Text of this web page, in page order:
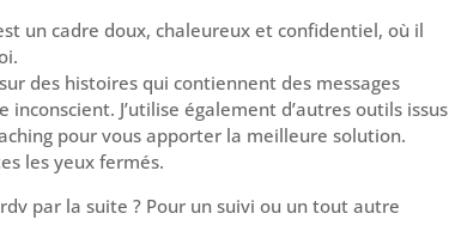
un cadre doux, chaleureux et confidentiel, où il
des histoires qui contiennent des messages
J’utilise également d’autres outils issus
pour vous apporter la meilleure solution.
les yeux fermés.
par la suite ? Pour un suivi ou un tout autre